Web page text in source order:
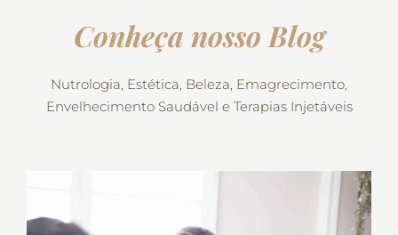
Conheça nosso Blog
Nutrologia, Estética, Beleza, Emagrecimento,
Envelhecimento Saudável e Terapias Injetáveis